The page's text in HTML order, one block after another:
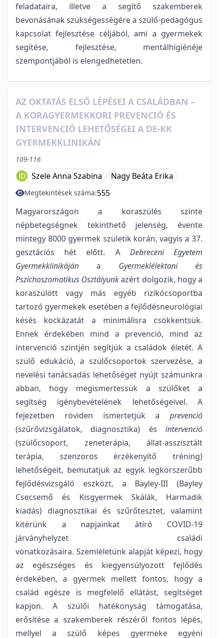
feladataira, illetve a segítő szakemberek
bevonásának szükségességére a szülő-pedagógus
kapcsolat fejlesztése céljából, ami a gyermekek
segítése, fejlesztése, mentálhigiénéje
szempontjából is elengedhetetlen.
AZ OKTATÁS ELSŐ LÉPÉSEI A CSALÁDBAN –
A KORAGYERMEKKORI PREVENCIÓ ÉS
INTERVENCIÓ LEHETŐSÉGEI A DE-KK
GYERMEKKLINIKÁN
109-116
Szele Anna Szabina Nagy Beáta Erika
Megtekintések száma:555
Magyarországon a koraszülés szinte
népbetegségnek tekinthető jelenség, évente
mintegy 8000 gyermek születik korán, vagyis a 37.
gesztációs hét előtt. A Debreceni Egyetem
Gyermekklinikájána Gyermeklélektani és
Pszichoszomatikus Osztályunkazért dolgozik, hogy a
koraszülött vagy más egyéb rizikócsoportba
tartozó gyermekek esetében a fejlődésneurológiai
késés kockázatát a minimálisra csökkentsük.
Ennek érdekében mind a prevenció, mind az
intervenció szintjén segítjük a családok életét. A
szülő edukáció, a szülőcsoportok szervezése, a
nevelési tanácsadás lehetőséget nyújt számunkra
abban, hogy megismertessük a szülőket a
segítség igénybevételének lehetőségeivel. A
fejezetben röviden ismertetjük a prevenció
(szűrővizsgálatok, diagnosztika) és intervenció
(szülőcsoport, zeneterápia, állat-asszisztált
terápia, szenzoros érzékenyítő tréning)
lehetőségeit, bemutatjuk az egyik legkorszerűbb
fejlődésvizsgáló eszközt, a Bayley-III (Bayley
Csecsemő és Kisgyermek Skálák, Harmadik
kiadás) diagnosztikai és szűrőtesztet, valamint
kitérünk a napjainkat átíró COVID-19
járványhelyzet családi
vonatkozásaira. Szemléletünk alapját képezi, hogy
az egészséges és kiegyensúlyozott fejlődés
érdekében, a gyermek mellett fontos, hogy a
család egésze is megfelelő ellátást, segítséget
kapjon. A szülői hatékonyság támogatása,
erősítése a szakemberek részéről fontos lépés,
mellyel a szülő képes gyermeke egyéni